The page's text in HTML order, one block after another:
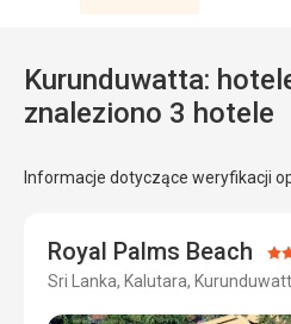
Kurunduwatta:
znaleziono 3 hotele
Informacje dotyczące weryfikacji
Royal Palms Beach
Sri Lanka, Kalutara,